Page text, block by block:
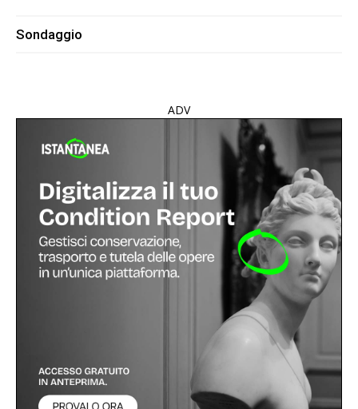
Sondaggio
ADV